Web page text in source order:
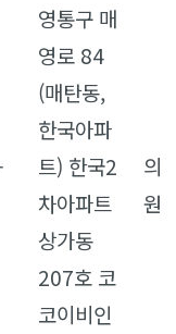
영통구 매
영로 84
(매탄동,
한국아파
트) 한국2
차아파트
상가동
207호 코
코이비인
의
원